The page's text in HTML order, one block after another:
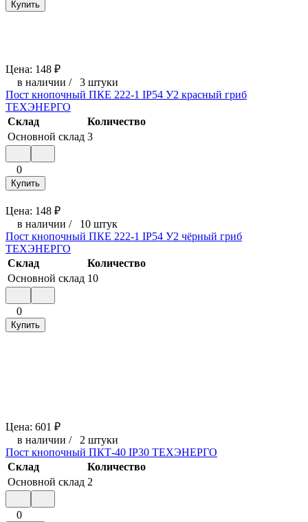
Купить
Цена: 148 ₽
в наличии / 3 штуки
Пост кнопочный ПКЕ 222-1 IP54 У2 красный гриб
ТЕХЭНЕРГО
Склад
Количество
Основной склад 3
0
Купить
Цена: 148 ₽
в наличии / 10 штук
Пост кнопочный ПКЕ 222-1 IP54 У2 чёрный гриб
ТЕХЭНЕРГО
Склад
Количество
Основной склад 10
0
Купить
Цена: 601 ₽
в наличии / 2 штуки
Пост кнопочный ПКТ-40 IP30 ТЕХЭНЕРГО
Склад
Количество
Основной склад 2
0